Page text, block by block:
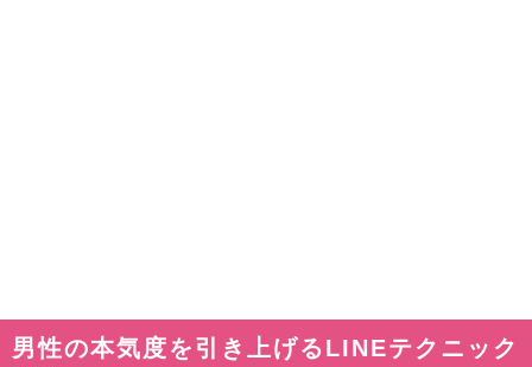
男性の本気度を引き上げるLINEテクニック